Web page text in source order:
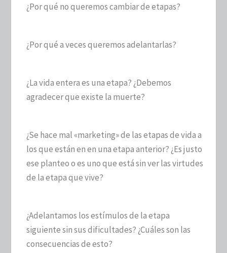
¿Por qué no queremos cambiar de etapas?
¿Por qué a veces queremos adelantarlas?
¿La vida entera es una etapa? ¿Debemos
agradecer que existe la muerte?
¿Se hace mal «marketing» de las etapas de vida a
los que están en en una etapa anterior? ¿Es justo
ese planteo o es uno que está sin ver las virtudes
de la etapa que vive?
¿Adelantamos los estímulos de la etapa
siguiente sin sus dificultades? ¿Cuáles son las
consecuencias de esto?